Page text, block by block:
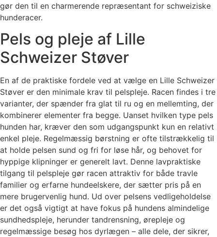
gør den til en charmerende repræsentant for schweiziske
hunderacer.
Pels og pleje af Lille
Schweizer Støver
En af de praktiske fordele ved at vælge en Lille Schweizer
Støver er den minimale krav til pelspleje. Racen findes i tre
varianter, der spænder fra glat til ru og en mellemting, der
kombinerer elementer fra begge. Uanset hvilken type pels
hunden har, kræver den som udgangspunkt kun en relativt
enkel pleje. Regelmæssig børstning er ofte tilstrækkelig til
at holde pelsen sund og fri for løse hår, og behovet for
hyppige klipninger er generelt lavt. Denne lavpraktiske
tilgang til pelspleje gør racen attraktiv for både travle
familier og erfarne hundeelskere, der sætter pris på en
mere brugervenlig hund. Ud over pelsens vedligeholdelse
er det også vigtigt at have fokus på hundens almindelige
sundhedspleje, herunder tandrensning, ørepleje og
regelmæssige besøg hos dyrlægen – alle dele, der sikrer,